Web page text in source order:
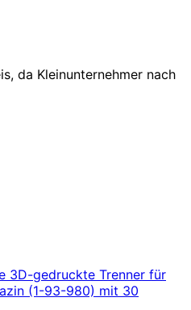
da Kleinunternehmer nach
3D-gedruckte Trenner für
(1-93-980) mit 30